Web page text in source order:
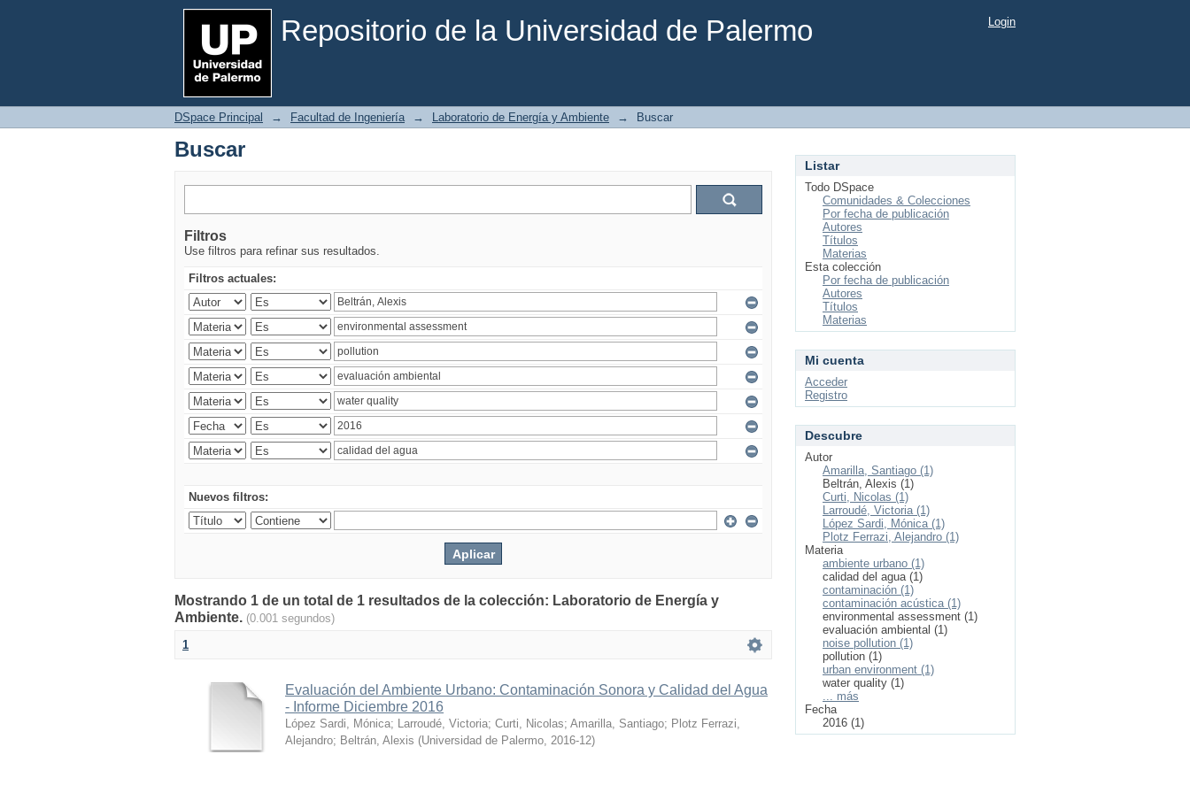
Repositorio de la Universidad de Palermo
Buscar Login
DSpace Principal → Facultad de Ingeniería → Laboratorio de Energía y Ambiente → Buscar
Buscar
Filtros
Use filtros para refinar sus resultados.
Filtros actuales:
Nuevos filtros:
Mostrando 1 de un total de 1 resultados de la colección: Laboratorio de Energía y
Ambiente. (0.001 segundos)
1
Evaluación del Ambiente Urbano: Contaminación Sonora y Calidad del Agua
- Informe Diciembre 2016
López Sardi, Mónica; Larroudé, Victoria; Curti, Nicolas; Amarilla, Santiago; Plotz Ferrazi,
Alejandro; Beltrán, Alexis (Universidad de Palermo, 2016-12)
Listar
Todo DSpace
Comunidades & Colecciones
Por fecha de publicación
Autores
Títulos
Materias
Esta colección
Por fecha de publicación
Autores
Títulos
Materias
Mi cuenta
Acceder
Registro
Descubre
Autor
Amarilla, Santiago (1)
Beltrán, Alexis (1)
Curti, Nicolas (1)
Larroudé, Victoria (1)
López Sardi, Mónica (1)
Plotz Ferrazi, Alejandro (1)
Materia
ambiente urbano (1)
calidad del agua (1)
contaminación (1)
contaminación acústica (1)
environmental assessment (1)
evaluación ambiental (1)
noise pollution (1)
pollution (1)
urban environment (1)
water quality (1)
... más
Fecha
2016 (1)